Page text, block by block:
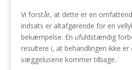
Vi forstår, at dette er en
indsats er altafgørende for en
bekæmpelse. En ufuldstændig
resultere i, at behandlingen ikke
væggelusene kommer tilbage.